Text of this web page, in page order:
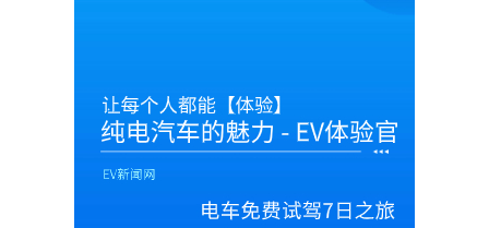
Subscription Plans
My account